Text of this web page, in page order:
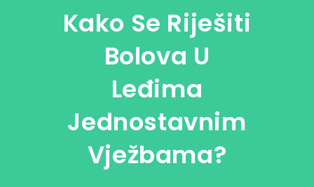
Kako Se Riješiti
Bolova U
Leđima
Jednostavnim
Vježbama?